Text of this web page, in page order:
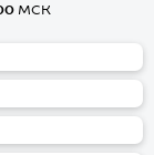
МСК